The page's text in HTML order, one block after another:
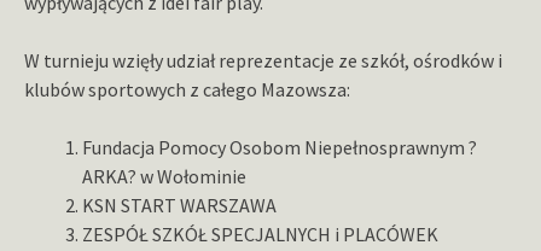
W turnieju wzięły udział reprezentacje ze szkół, ośrodków i
klubów sportowych z całego Mazowsza:
Fundacja Pomocy Osobom Niepełnosprawnym ?
ARKA? w Wołominie
KSN START WARSZAWA
ZESPÓŁ SZKÓŁ SPECJALNYCH i PLACÓWEK